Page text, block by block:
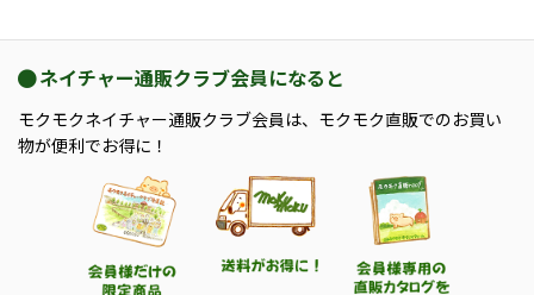
ネイチャー通販クラブ会員になると
モクモクネイチャー通販クラブ会員は、モクモク直販でのお買い
物が便利でお得に！